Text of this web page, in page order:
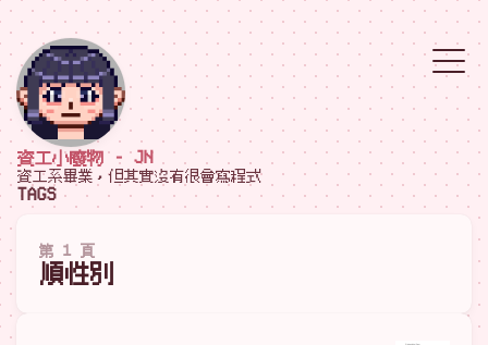
資工小廢物 - JN
資工系畢業，但其實沒有很會寫程式
TAGS
第 1 頁
順性別